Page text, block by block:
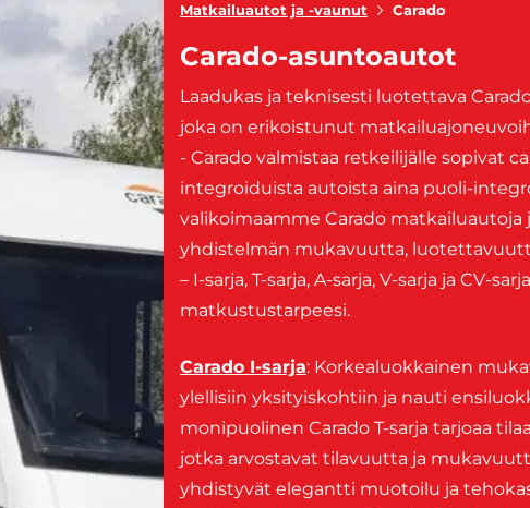
Matkailuautot ja -vaunut Carado
Carado-asuntoautot
Laadukas ja teknisesti luotettava
joka on erikoistunut
- Carado valmistaa retkeilijälle sopivat
integroiduista autoista aina puoli-
valikoimaamme Carado
yhdistelmän mukavuutta,
– I-sarja, T-sarja, A-sarja, V-sarja ja CV-
matkustustarpeesi.
Carado I-sarja: Korkealuokkainen
ylellisiin yksityiskohtiin ja nauti
monipuolinen Carado T-sarja tarjoaa
jotka arvostavat tilavuutta ja
yhdistyvät elegantti muotoilu ja